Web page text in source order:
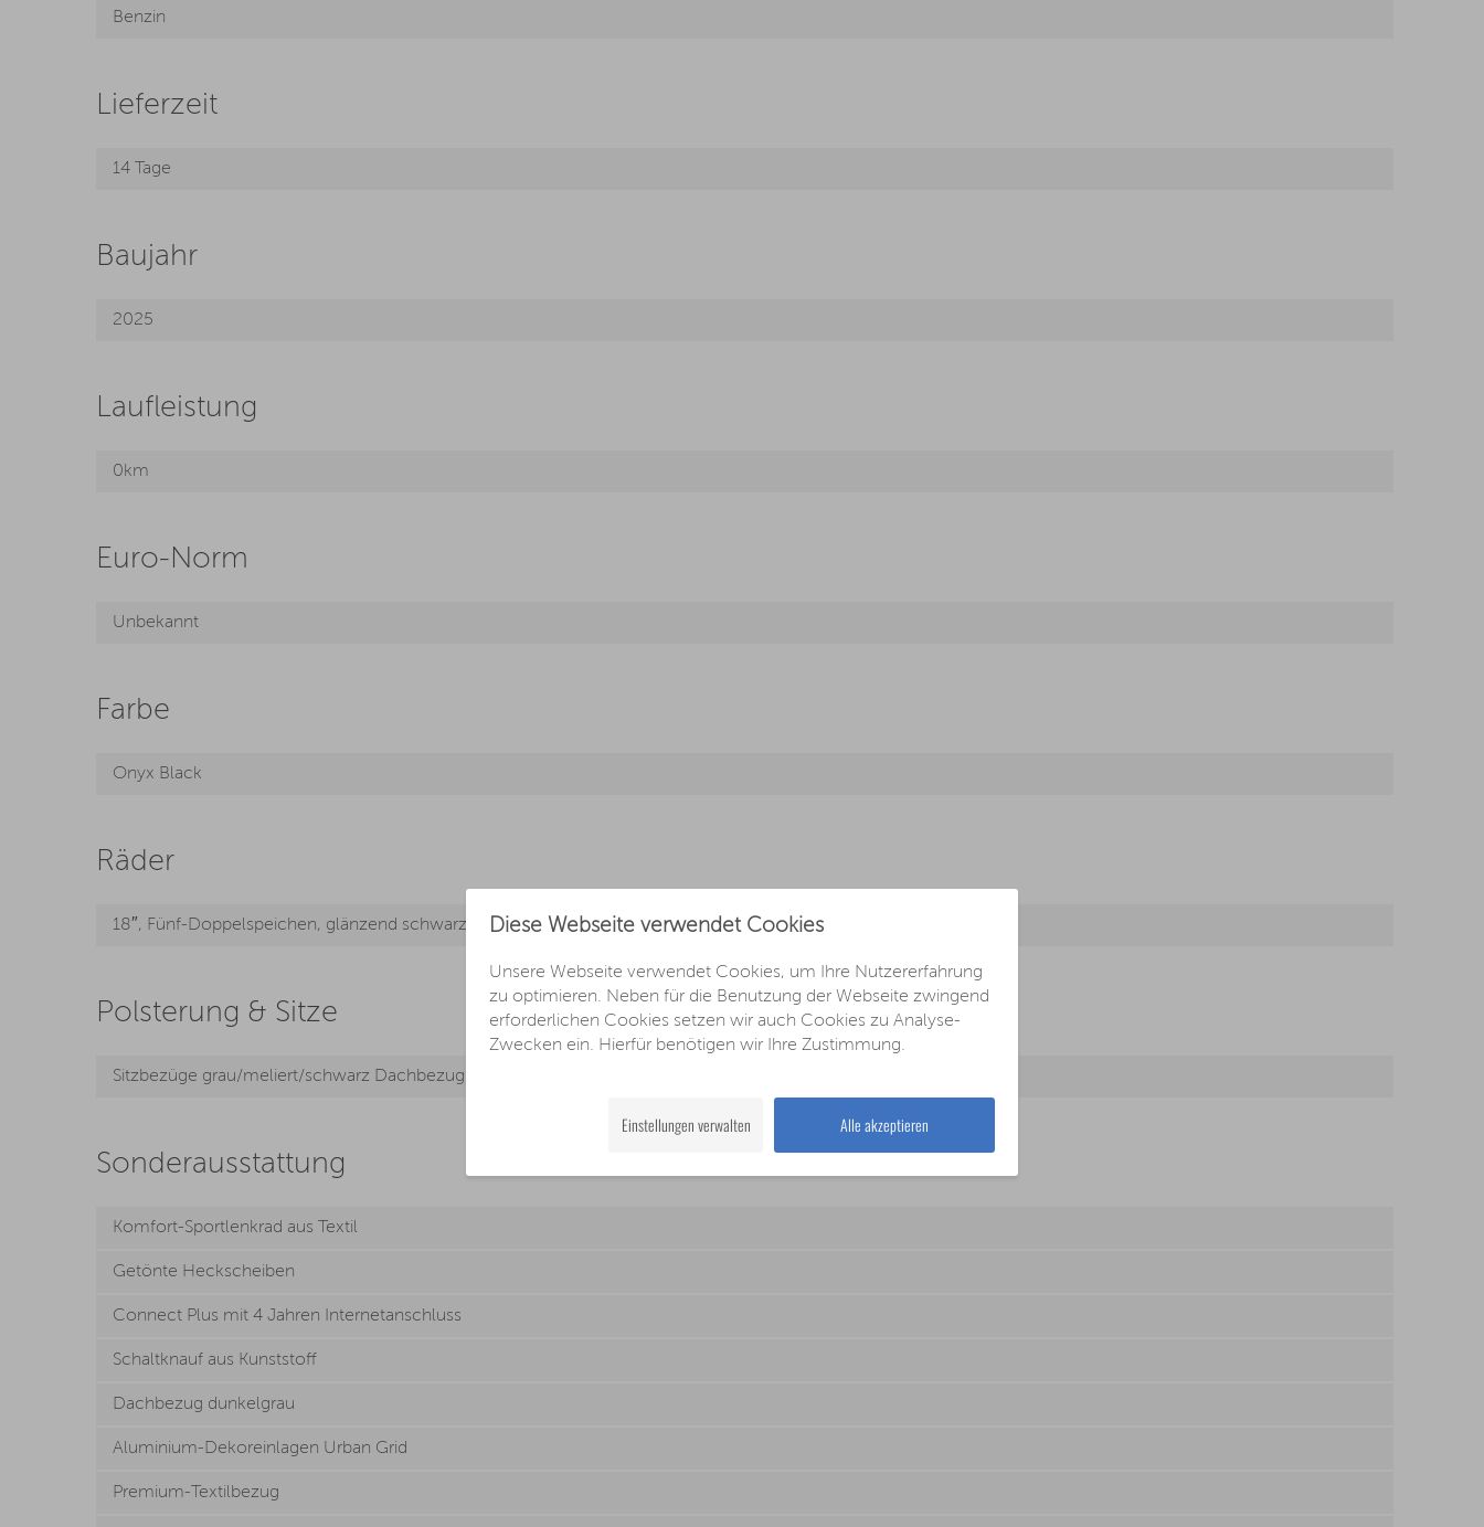
Benzin
Lieferzeit
14 Tage
Baujahr
2025
Laufleistung
0km
Euro-Norm
Unbekannt
Farbe
Onyx Black
Räder
18″, Fünf-Doppelspeichen, glänzend schwarz, Diamantschliff Standard
Polsterung & Sitze
Sitzbezüge grau/meliert/schwarz Dachbezug dunkel (R7C0) – R7C000
Sonderausstattung
Komfort-Sportlenkrad aus Textil
Getönte Heckscheiben
Connect Plus mit 4 Jahren Internetanschluss
Schaltknauf aus Kunststoff
Dachbezug dunkelgrau
Aluminium-Dekoreinlagen Urban Grid
Premium-Textilbezug
Diese Webseite verwendet Cookies
Unsere Webseite verwendet Cookies, um Ihre Nutzererfahrung
zu optimieren. Neben für die Benutzung der Webseite zwingend
erforderlichen Cookies setzen wir auch Cookies zu Analyse-
Zwecken ein. Hierfür benötigen wir Ihre Zustimmung.
Alle akzeptieren
Einstellungen verwalten